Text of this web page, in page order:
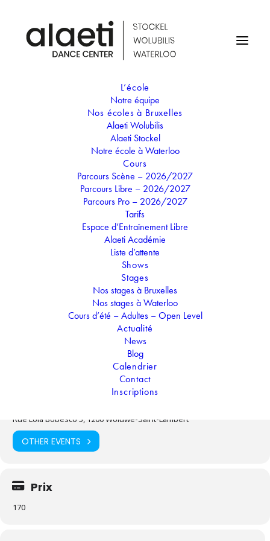
L’école
Notre équipe
Nos écoles à Bruxelles
Alaeti Wolubilis
Alaeti Stockel
Notre école à Waterloo
Cours
Parcours Scène – 2026/2027
Parcours Libre – 2026/2027
Parcours Pro – 2026/2027
Tarifs
Espace d’Entraînement Libre
Alaeti Académie
Liste d’attente
Shows
Stages
Nos stages à Bruxelles
Nos stages à Waterloo
Cours d’été – Adultes – Open Level
Actualité
News
Blog
Calendrier
Contact
Inscriptions
STAGE D'ETÉ - «VAIANA»
3-4 ANS (WOLUBILIS)
STAGE D'ETÉ - «VAIANA» 3-4
ANS (WOLUBILIS)
Il est l'heure d'explorer les océans, accompagné de
votre fidèle Maui, afin de restaurer le cœur de Te
Fiti et de sauver votre île d'un grand danger !
Quelles aventures vivrez-vous en chemin ?
Temps
(Toute la journée)
Rue Lola Bobesco 5, 1200 Woluwe-Saint-Lambert
OTHER EVENTS
Prix
170